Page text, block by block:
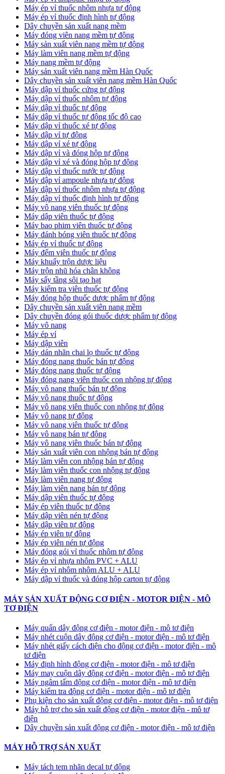
Máy ép vỉ thuốc nhôm nhựa tự động
​Máy ép vỉ thuốc định hình tự động
​Dây chuyền sản xuất nang mềm
Máy đóng viên nang mềm tự động
​Máy sản xuất viên nang mềm tự động
Máy làm viên nang mềm tự động
Máy nang mềm tự động
​Máy sản xuất viên nang mềm Hàn Quốc
​Dây chuyền sản xuất viên nang mềm Hàn Quốc
Máy dập vỉ thuốc cứng tự động
Máy dập vỉ thuốc nhôm tự động
Máy dập vỉ thuốc tự động​
​Máy dập vỉ thuốc tự động tốc độ cao
Máy dập vỉ thuốc xé tự động
​Máy dập vỉ tự động
​Máy dập vỉ xé tự động
​Máy dập vỉ và đóng hộp tự động
​Máy dập vỉ xé và đóng hộp tự động
​Máy dập vỉ thuốc nước tự động
Máy dập vỉ ampoule nhựa tự động
Máy dập vỉ thuốc nhôm nhựa tự động
Máy dập vỉ thuốc định hình tự động
Máy vô nang viên thuốc tự động
Máy dập viên thuốc tự động
Máy bao phim viên thuốc tự động
Máy đánh bóng viên thuốc tự động
Máy ép vỉ thuốc tự động
Máy đếm viên thuốc tự động
Máy khuấy trộn dược liệu
Máy trộn nhũ hóa chân không
Máy sấy tầng sôi tạo hạt
Máy kiểm tra viên thuốc tự động
Máy đóng hộp thuốc dược phẩm tự động
Dây chuyền sản xuất viên nang mềm
Dây chuyền đóng gói thuốc dược phẩm tự động
Máy vô nang
Máy ép vỉ
Máy dập viên
Máy dán nhãn chai lọ thuốc tự động
Máy đóng nang thuốc bán tự động
Máy đóng nang thuốc tự động
Máy đóng nang viên thuốc con nhộng tự động
Máy vô nang thuốc bán tự động
Máy vô nang thuốc tự động
Máy vô nang viên thuốc con nhộng tự động
Máy vô nang tự động
Máy vô nang viên thuốc tự động
Máy vô nang bán tự động
Máy vô nang viên thuốc bán tự động
Máy sản xuất viên con nhộng bán tự động
Máy làm viên con nhộng bán tự động
Máy làm viên thuốc con nhộng tự động
Máy làm viên nang tự động
Máy làm viên nang bán tự động
Máy dập viên thuốc tự động
​Máy ép viên thuốc tự động
​Máy dập viên nén tự động
​Máy dập viên tự động
Máy ép viên tự động
​Máy ép viên nén tự động
Máy đóng gói vỉ thuốc nhôm tự động
​Máy ép vỉ nhựa nhôm PVC + ALU
​Máy ép vỉ nhôm nhôm ALU + ALU
Máy dập vỉ thuốc và đóng hộp carton tự động
MÁY SẢN XUẤT ĐỘNG CƠ ĐIỆN - MOTOR ĐIỆN - MÔ
TƠ ĐIỆN
Máy quấn dây động cơ điện - motor điện - mô tơ điện
Máy nhét cuộn dây động cơ điện - motor điện - mô tơ điện
Máy nhét giấy cách điện cho động cơ điện - motor điện - mô
tơ điện
Máy định hình động cơ điện - motor điện - mô tơ điện
Máy may cuộn dây động cơ điện - motor điện - mô tơ điện
Máy ngâm tẩm động cơ điện - motor điện - mô tơ điện
Máy kiểm tra động cơ điện - motor điện - mô tơ điện
Phụ kiện cho sản xuất động cơ điện - motor điện - mô tơ điện
Máy hỗ trợ cho sản xuất động cơ điện - motor điện - mô tơ
điện
Dây chuyền sản xuất động cơ điện - motor điện - mô tơ điện
MÁY HỖ TRỢ SẢN XUẤT
Máy tách tem nhãn decal tự động